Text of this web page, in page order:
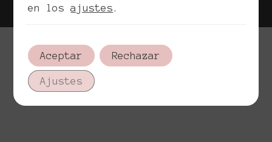
en losajustes.
Aceptar Rechazar
Ajustes